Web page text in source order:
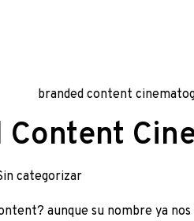
Content
categorizar
aunque su nombre ya